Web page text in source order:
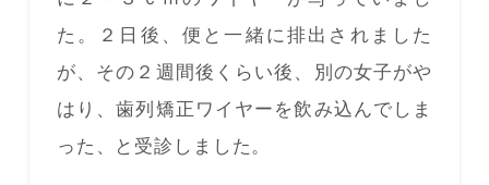
た。２日後、便と一緒に排出されました
が、その２週間後くらい後、別の女子がや
はり、歯列矯正ワイヤーを飲み込んでしま
った、と受診しました。